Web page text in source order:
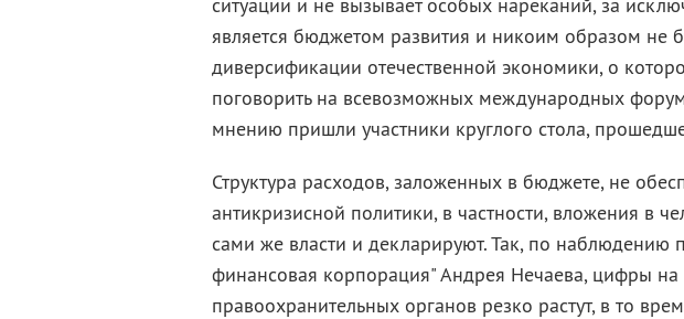
является бюджетом развития и никоим образом не
диверсификации отечественной экономики, о
поговорить на всевозможных международных
мнению пришли участники круглого стола,
Структура расходов, заложенных в бюджете, не
антикризисной политики, в частности, вложения в
сами же власти и декларируют. Так, по наблюдению
финансовая корпорация" Андрея Нечаева, цифры на
правоохранительных органов резко растут, в то